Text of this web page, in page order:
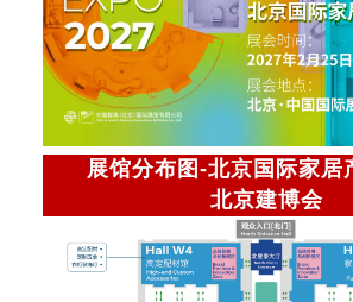
展馆分布图-北京国际家居
北京建博会